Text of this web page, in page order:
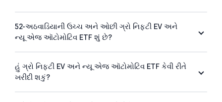
52-અઠવાડિયાની ઉચ્ચ અને ઓછી ગ્રો નિફ્ટી EV અને
ન્યૂ એજ ઑટોમોટિવ ETF શું છે?
હું ગ્રો નિફ્ટી EV અને ન્યૂ એજ ઑટોમોટિવ ETF કેવી રીતે
ખરીદી શકું?